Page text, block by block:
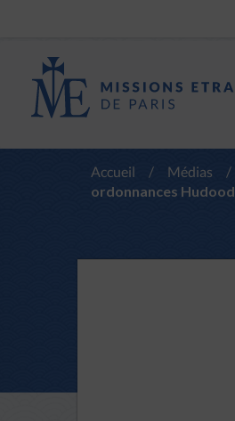
Accueil / Médias /
ordonnances Hudood